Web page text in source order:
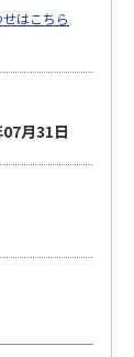
はこちら
月31日